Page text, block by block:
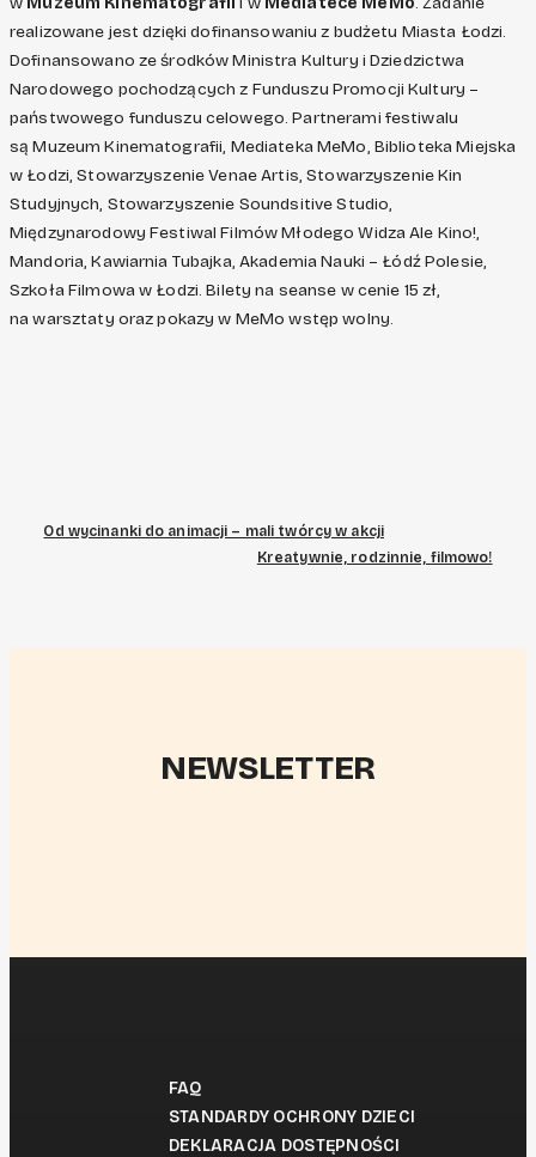
realizowane jest dzięki dofinansowaniu z budżetu Miasta Łodzi.
Dofinansowano ze środków Ministra Kultury i Dziedzictwa
Narodowego pochodzących z Funduszu Promocji Kultury –
państwowego funduszu celowego. Partnerami festiwalu
są Muzeum Kinematografii, Mediateka MeMo, Biblioteka Miejska
w Łodzi, Stowarzyszenie Venae Artis, Stowarzyszenie Kin
Studyjnych, Stowarzyszenie Soundsitive Studio,
Międzynarodowy Festiwal Filmów Młodego Widza Ale Kino!,
Mandoria, Kawiarnia Tubajka, Akademia Nauki – Łódź Polesie,
Szkoła Filmowa w Łodzi. Bilety na seanse w cenie 15 zł,
na warsztaty oraz pokazy w MeMo wstęp wolny.
Od wycinanki do animacji – mali twórcy w akcji
Kreatywnie, rodzinnie, filmowo!
NEWSLETTER
FAQ
STANDARDY OCHRONY DZIECI
DEKLARACJA DOSTĘPNOŚCI